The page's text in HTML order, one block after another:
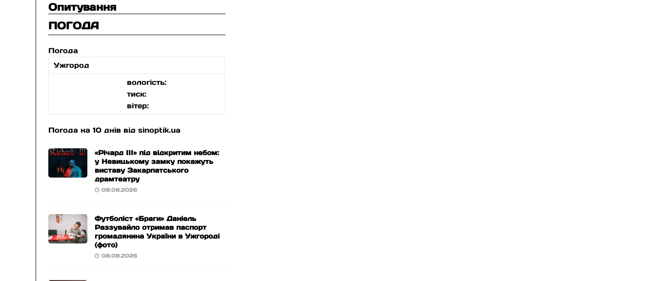
Опитування
ПОГОДА
Погода
Ужгород
вологість:
тиск:
вітер:
Погода на 10 днів відsinoptik.ua
«Річард ІІІ» під відкритим небом:
у Невицькому замку покажуть
виставу Закарпатського
драмтеатру
08.08.2026
Футболіст «Браги» Даніель
Раззувайло отримав паспорт
громадянина України в Ужгороді
(фото)
08.08.2026